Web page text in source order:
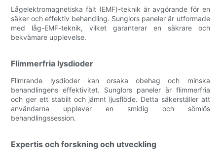
Lågelektromagnetiska fält (EMF)-teknik är avgörande för en
säker och effektiv behandling. Sunglors paneler är utformade
med låg-EMF-teknik, vilket garanterar en säkrare och
bekvämare upplevelse.
Flimmerfria lysdioder
Flimrande lysdioder kan orsaka obehag och minska
behandlingens effektivitet. Sunglors paneler är flimmerfria
och ger ett stabilt och jämnt ljusflöde. Detta säkerställer att
användarna upplever en smidig och sömlös
behandlingssession.
Expertis och forskning och utveckling